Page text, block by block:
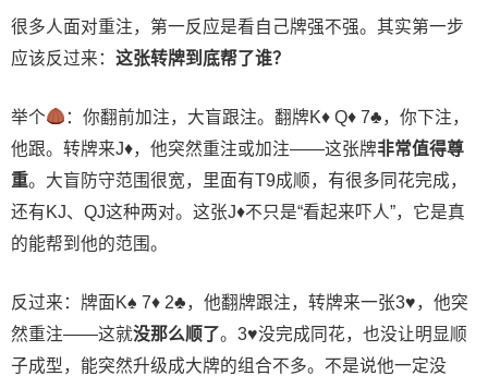
很多人面对重注，第一反应是看自己牌强不强。其实第一步
应该反过来： 这张转牌到底帮了谁？
举个 ：你翻前加注，大盲跟注。翻牌K♦Q♦7♣，你下注，
他跟。转牌来J♦，他突然重注或加注——这张牌非常值得尊
重。大盲防守范围很宽，里面有T9成顺，有很多同花完成，
还有KJ、QJ这种两对。这张J♦不只是“看起来吓人”，它是真
的能帮到他的范围。
反过来：牌面K♠ 7♦ 2♣，他翻牌跟注，转牌来一张3♥，他突
然重注——这就没那么顺了。3♥没完成同花，也没让明显顺
子成型，能突然升级成大牌的组合不多。不是说他一定没